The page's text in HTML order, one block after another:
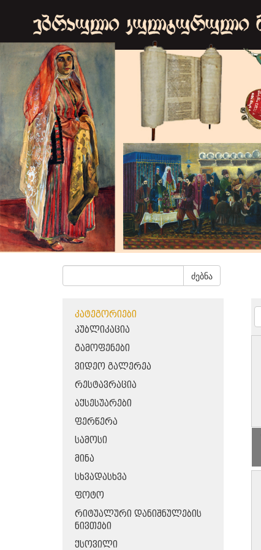
ძებნა
ᲙᲐᲢᲔᲒᲝᲠᲘᲔᲑᲘ
ᲞᲣᲑᲚᲘᲙᲐᲪᲘᲐ
ᲒᲐᲛᲝᲤᲔᲜᲔᲑᲘ
ᲕᲘᲓᲔᲝ ᲒᲐᲚᲔᲠᲔᲐ
ᲠᲔᲡᲢᲐᲕᲠᲐᲪᲘᲐ
ᲐᲥᲡᲔᲡᲣᲐᲠᲔᲑᲘ
ᲤᲔᲠᲬᲔᲠᲐ
ᲡᲐᲛᲝᲡᲘ
ᲛᲘᲜᲐ
ᲡᲮᲕᲐᲓᲐᲡᲮᲕᲐ
ᲤᲝᲢᲝ
ᲠᲘᲢᲣᲐᲚᲣᲠᲘ ᲓᲐᲜᲘᲨᲜᲣᲚᲔᲑᲘᲡ
ᲜᲘᲕᲗᲔᲑᲘ
ᲥᲡᲝᲕᲘᲚᲘ